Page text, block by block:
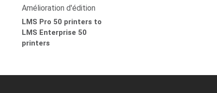
Amélioration d'édition
LMS Pro 50 printers to
LMS Enterprise 50
printers